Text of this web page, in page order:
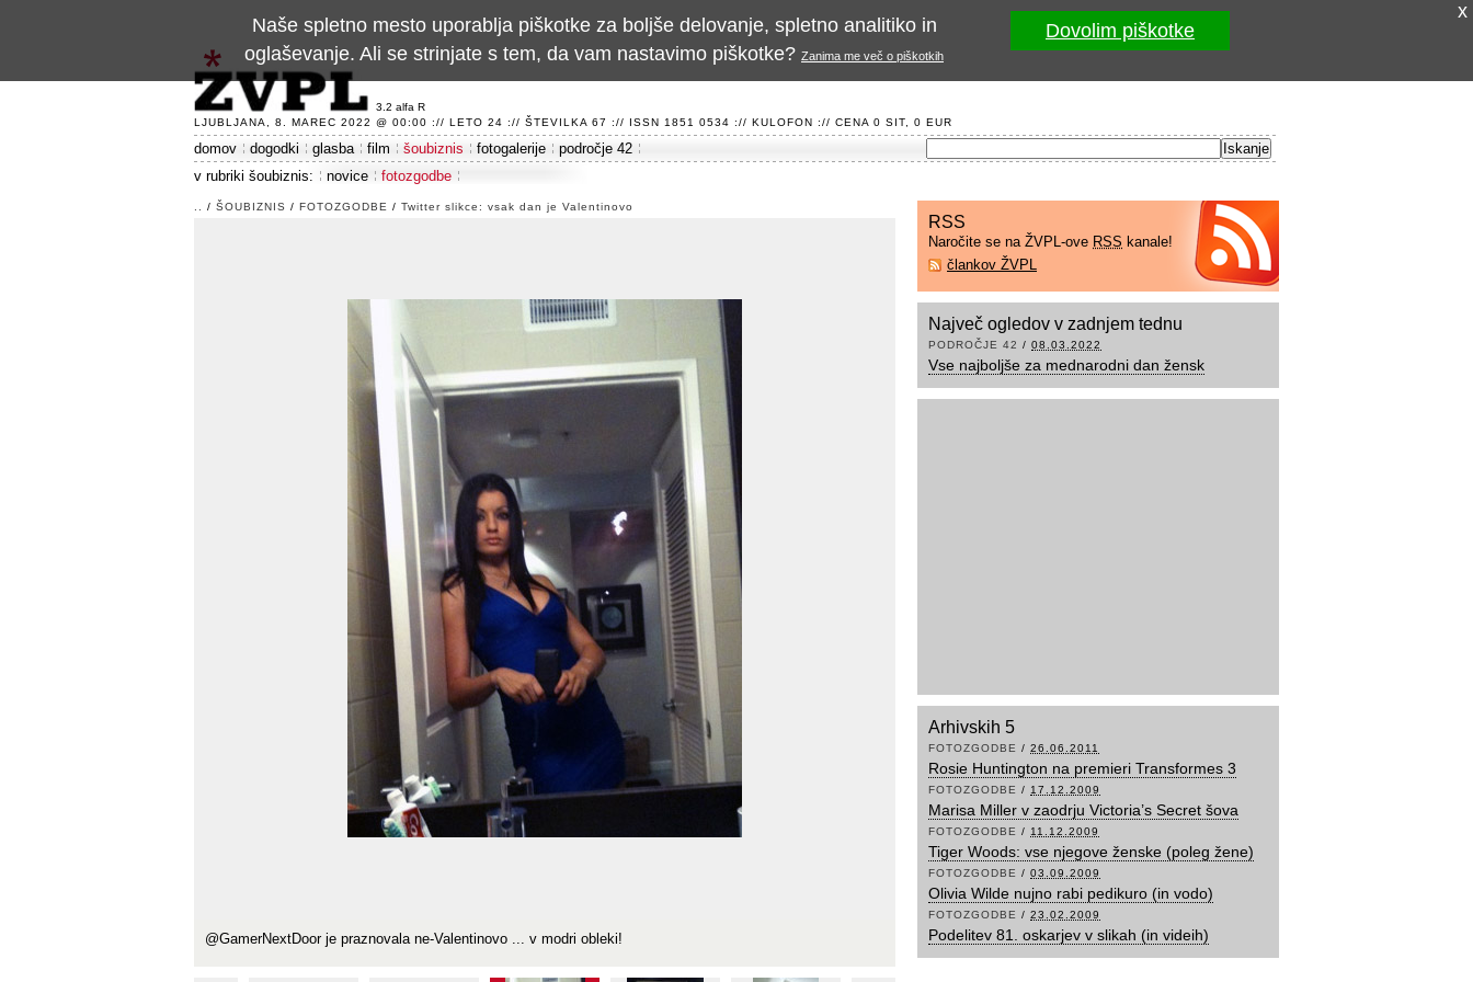
3.2 alfa R
LJUBLJANA, 8. MAREC 2022 @ 00:00 :// LETO 24 :// ŠTEVILKA 67 :// ISSN 1851 0534 :// KULOFON :// CENA 0 SIT, 0 EUR
domov dogodki glasba film šoubiznis fotogalerije
področje 42
v rubriki šoubiznis:
novice fotozgodbe
/ ŠOUBIZNIS / FOTOZGODBE / Twitter slikce: vsak dan je Valentinovo
@GamerNextDoor je praznovala ne-Valentinovo ... v modri obleki!
RSS
Naročite se na ŽVPL-ove RSS kanale!
člankov ŽVPL
Največ ogledov v zadnjem tednu
PODROČJE 42 / 08.03.2022
Vse najboljše za mednarodni dan žensk
Arhivskih 5
FOTOZGODBE / 26.06.2011
Rosie Huntington na premieri Transformes 3
FOTOZGODBE / 17.12.2009
Marisa Miller v zaodrju Victoria’s Secret šova
FOTOZGODBE / 11.12.2009
Tiger Woods: vse njegove ženske (poleg žene)
FOTOZGODBE / 03.09.2009
Olivia Wilde nujno rabi pedikuro (in vodo)
FOTOZGODBE / 23.02.2009
Podelitev 81. oskarjev v slikah (in videih)
x
Naše spletno mesto uporablja piškotke za boljše delovanje, spletno analitiko in
oglaševanje. Ali se strinjate s tem, da vam nastavimo piškotke? Zanima me več o piškotkih
Dovolim piškotke